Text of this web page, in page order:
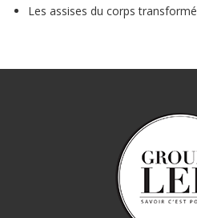
Les assises du corps transformé